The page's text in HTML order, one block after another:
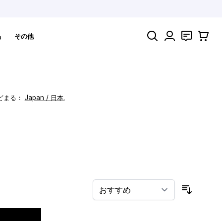
その他 検索 お問い合
カート
る： Japan / 日本.